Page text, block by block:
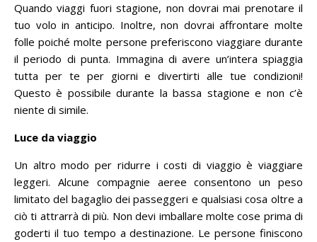
Quando viaggi fuori stagione, non dovrai mai prenotare il
tuo volo in anticipo. Inoltre, non dovrai affrontare molte
folle poiché molte persone preferiscono viaggiare durante
il periodo di punta. Immagina di avere un’intera spiaggia
tutta per te per giorni e divertirti alle tue condizioni!
Questo è possibile durante la bassa stagione e non c’è
niente di simile.
Luce da viaggio
Un altro modo per ridurre i costi di viaggio è viaggiare
leggeri. Alcune compagnie aeree consentono un peso
limitato del bagaglio dei passeggeri e qualsiasi cosa oltre a
ciò ti attrarrà di più. Non devi imballare molte cose prima di
goderti il ​​tuo tempo a destinazione. Le persone finiscono